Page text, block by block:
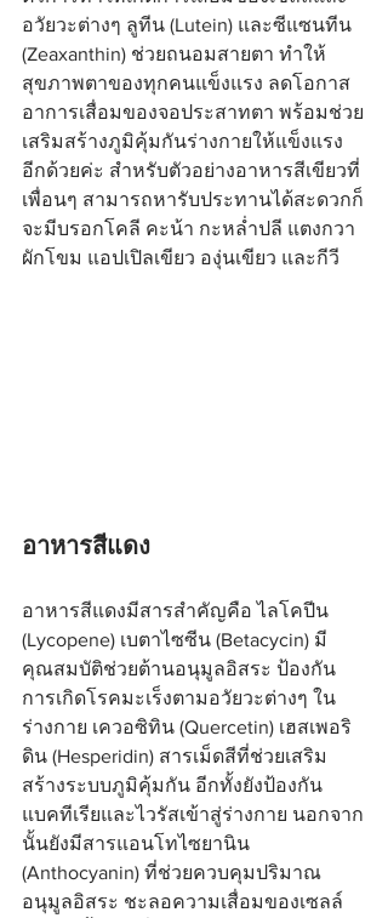
อวัยวะต่างๆ ลูทีน (Lutein) และซีแซนทีน
(Zeaxanthin) ช่วยถนอมสายตา ทำให้
สุขภาพตาของทุกคนแข็งแรง ลดโอกาส
อาการเสื่อมของจอประสาทตา พร้อมช่วย
เสริมสร้างภูมิคุ้มกันร่างกายให้แข็งแรง
อีกด้วยค่ะ สำหรับตัวอย่างอาหารสีเขียวที่
เพื่อนๆ สามารถหารับประทานได้สะดวกก็
จะมีบรอกโคลี คะน้า กะหล่ำปลี แตงกวา
ผักโขม แอปเปิลเขียว องุ่นเขียว และกีวี
อาหารสีแดง
อาหารสีแดงมีสารสำคัญคือ ไลโคปีน
(Lycopene) เบตาไซซีน (Betacycin) มี
คุณสมบัติช่วยต้านอนุมูลอิสระ ป้องกัน
การเกิดโรคมะเร็งตามอวัยวะต่างๆ ใน
ร่างกาย เควอซิทิน (Quercetin) เฮสเพอริ
ดิน (Hesperidin) สารเม็ดสีที่ช่วยเสริม
สร้างระบบภูมิคุ้มกัน อีกทั้งยังป้องกัน
แบคทีเรียและไวรัสเข้าสู่ร่างกาย นอกจาก
นั้นยังมีสารแอนโทไซยานิน
(Anthocyanin) ที่ช่วยควบคุมปริมาณ
อนุมูลอิสระ ชะลอความเสื่อมของเซลล์